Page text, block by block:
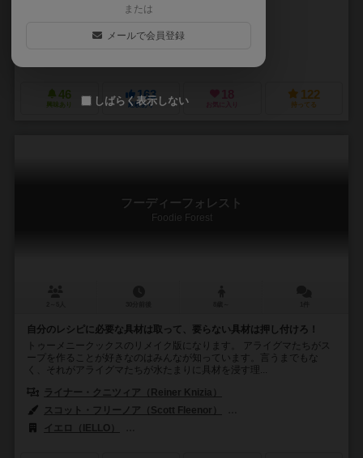
スコット・フリーノア（Scott Fleenor）
ペガサス・シュピーレ（
46
興味あり
163
経験あり
18
お気に入り
122
持ってる
フーディーフォレスト
Foodie Forest
自分のレシピに必要な具材は取って、要らない具材は押し付けろ！
トゥーメニークックスのリメイク版になります。 アライグマたちがス
ープを作ることが好きなのはみんなが知っています。言うまでもな
く、それがアライグマたちが水たまりに具材を浸す理...
ライナー・クニツィア（Reiner Knizia）
スコット・フリーノア（Scott Fleenor）
イエロ（IELLO）
または
メールで会員登録
しばらく表示しない